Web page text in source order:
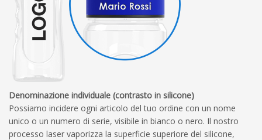
Denominazione individuale (contrasto in silicone)
Possiamo incidere ogni articolo del tuo ordine con un nome
unico o un numero di serie, visibile in bianco o nero. Il nostro
processo laser vaporizza la superficie superiore del silicone,